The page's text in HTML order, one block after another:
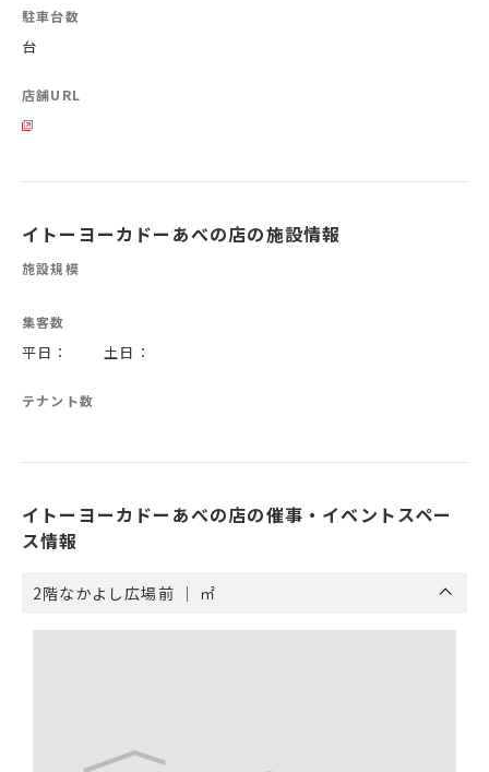
駐車台数
台
店舗URL
イトーヨーカドーあべの店の施設情報
施設規模
集客数
平日： 土日：
テナント数
イトーヨーカドーあべの店の催事・イベントスペー
ス情報
2階なかよし広場前 ｜ ㎡